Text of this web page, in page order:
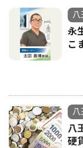
八
永
こ
八
八
硬